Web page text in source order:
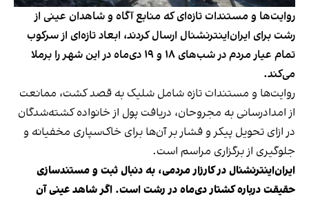
روایت‌ها و مستندات تازه‌ای که منابع آگاه و شاهدان عینی از
رشت برای ایران‌اینترنشنال ارسال کردند، ابعاد تازه‌ای از سرکوب
تمام عیار مردم در شب‌های ۱۸ و ۱۹ دی‌ماه در این شهر را برملا
می‌کند.
روایت‌ها و مستندات تازه شامل شلیک به قصد کشت، ممانعت
از امدادرسانی به مجروحان، دریافت پول از خانواده کشته‌شدگان
در ازای تحویل پیکر و فشار بر آن‌ها برای خاک‌سپاری مخفیانه و
جلوگیری از برگزاری مراسم است.
ایران‌اینترنشنال در کارزار مردمی، به دنبال ثبت و مستندسازی
حقیقت درباره کشتار دی‌ماه در رشت است. اگر شاهد عینی آن